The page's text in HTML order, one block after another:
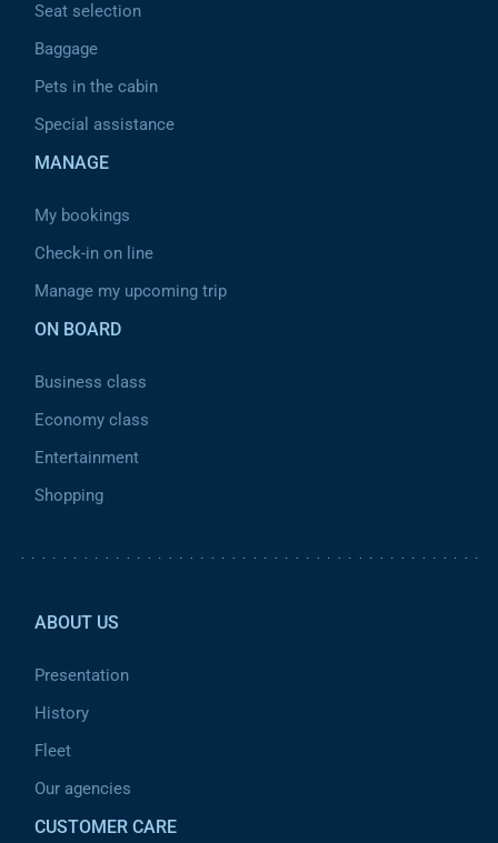
Seat selection
Baggage
Pets in the cabin
Special assistance
MANAGE
My bookings
Check-in on line
Manage my upcoming trip
ON BOARD
Business class
Economy class
Entertainment
Shopping
ABOUT US
Presentation
History
Fleet
Our agencies
CUSTOMER CARE